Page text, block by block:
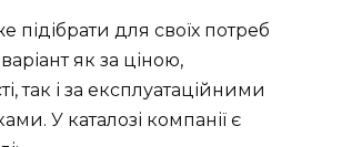
підібрати для своїх потреб
як за ціною,
так і за експлуатаційними
У каталозі компанії є